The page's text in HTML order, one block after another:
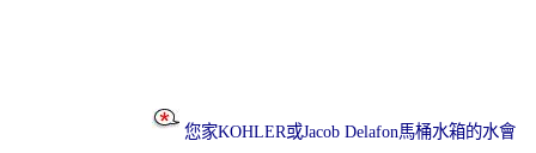
您家KOHLER或Jacob Delafon馬桶水箱的水會